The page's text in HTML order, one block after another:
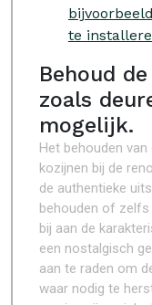
te
Behoud
zoals
mogelijk.
Het behouden
kozijnen bij de
de authentieke
behouden of zelfs
bij aan de
een nostalgisch
aan te raden om
waar nodig te